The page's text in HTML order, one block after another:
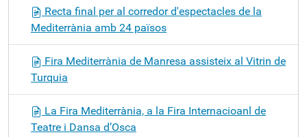
Recta final per al corredor d'espectacles de la
Mediterrània amb 24 països
Fira Mediterrània de Manresa assisteix al Vitrin de
Turquia
La Fira Mediterrània, a la Fira Internacioanl de
Teatre i Dansa d’Osca